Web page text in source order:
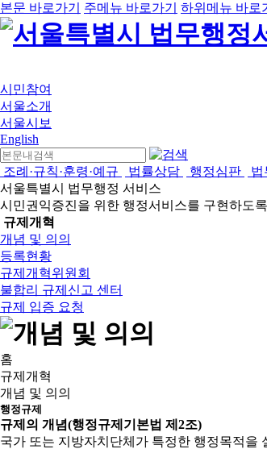
본문 바로가기 주메뉴 바로가기 하위메뉴 바로
시민참여
서울소개
서울시보
English
조례·규칙·훈령·예규 법률상담 행정심판 법
서울특별시 법무행정 서비스
시민권익증진을 위한 행정서비스를 구현하도
규제개혁
개념 및 의의
등록현황
규제개혁위원회
불합리 규제신고 센터
규제 입증 요청
홈
규제개혁
개념 및 의의
행정규제
규제의 개념(행정규제기본법 제2조)
국가 또는 지방자치단체가 특정한 행정목적을